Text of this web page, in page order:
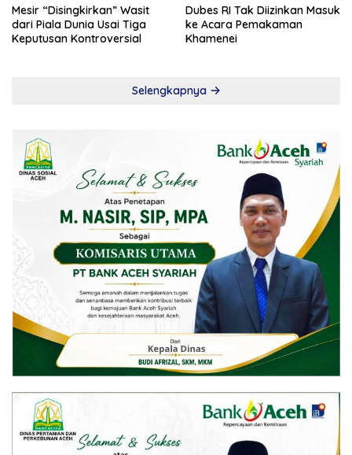
Mesir “Disingkirkan” Wasit
dari Piala Dunia Usai Tiga
Keputusan Kontroversial
Dubes RI Tak Diizinkan Masuk
ke Acara Pemakaman
Khamenei
Selengkapnya